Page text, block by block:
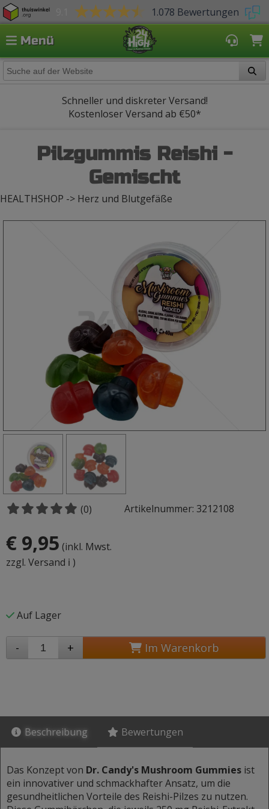
1.078 Bewertungen
Menü
Schneller und diskreter Versand!
Kostenloser Versand ab €50*
Pilzgummis Reishi -
Gemischt
HEALTHSHOP -> Herz und Blutgefäße
(0) Artikelnummer: 3212108
€ 9,95 (inkl. Mwst.
zzgl. Versand ℹ️ )
Auf Lager
- + Im Warenkorb
Beschreibung Bewertungen
Das Konzept von Dr. Candy's Mushroom Gummies ist
ein innovativer und schmackhafter Ansatz, um die
gesundheitlichen Vorteile des Reishi-Pilzes zu nutzen.